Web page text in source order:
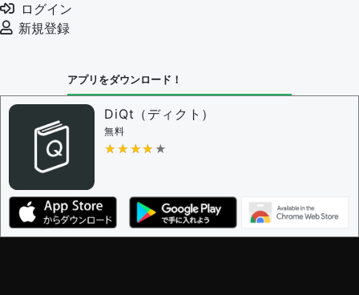
ログイン
新規登録
アプリをダウンロード！
DiQt（ディクト）
無料
★★★★★
★★★★★